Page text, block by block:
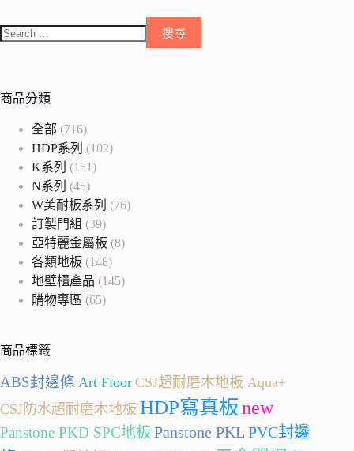
商品分類
全部 (716)
HDP系列 (102)
K系列 (151)
N系列 (45)
W美耐板系列 (76)
訂製門組 (39)
亞特麗金屬板 (8)
各類地板 (148)
地壁櫃產品 (145)
購物專區 (65)
商品標籤
ABS封邊條 Art Floor CSJ超耐磨木地板 Aqua+
CSJ防水超耐磨木地板 HDP寫真板new
Panstone PKD SPC地板 Panstone PKL PVC封邊